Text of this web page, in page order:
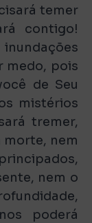
temer
contigo!
medo, pois
de Seu
mistérios
tremer,
morte, nem
nem o
poderá